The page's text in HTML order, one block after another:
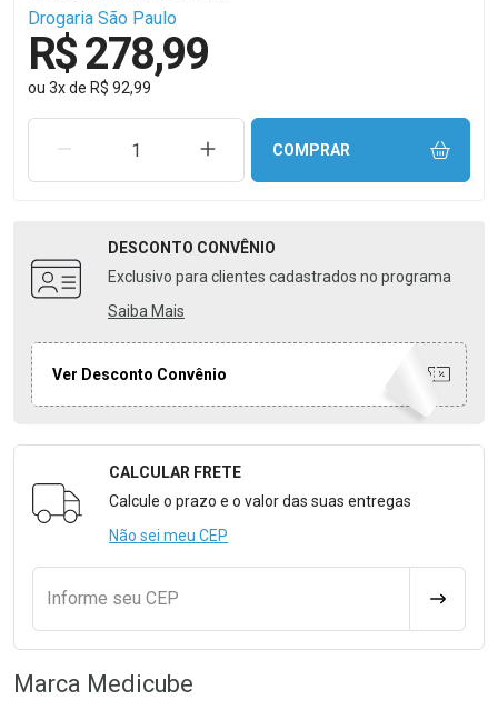
Drogaria São Paulo
R$ 278,99
ou 3xde R$ 92,99
REMOVER UMA UNIDADEAUMENTAR UMA UNIDADE
COMPRAR
DESCONTO CONVÊNIO
Exclusivo para clientes cadastrados no programa
Saiba Mais
Ver Desconto Convênio
Formulário para Calcular o Frete
CALCULAR FRETE
Calcule o prazo e o valor das suas entregas
Não sei meu CEP
Informe seu CEP
Marca Medicube